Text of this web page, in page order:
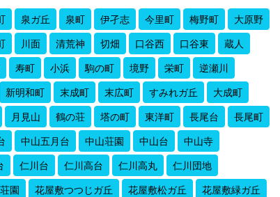
泉ガ丘 泉町 伊孑志 今里町 梅野町
大原野
川面 清荒神 切畑 口谷西 口谷東
蔵人
寿町 小浜 駒の町 境野 栄町
逆瀬川
新明和町 末成町 末広町 すみれガ丘
大成町
月見山 鶴の荘 塔の町 東洋町 長尾台
長尾町
中山五月台 中山荘園 中山台
中山寺
仁川台 仁川高台 仁川高丸
仁川団地
園 花屋敷つつじガ丘 花屋敷松ガ丘
花屋敷緑ガ丘